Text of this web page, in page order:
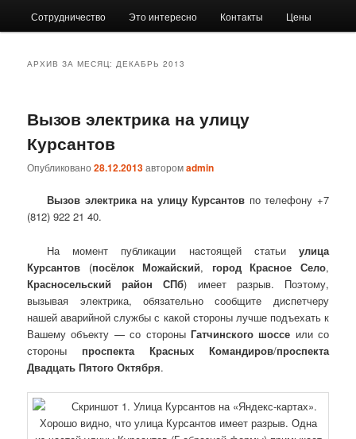
Сотрудничество Это интересно Контакты Цены
АРХИВ ЗА МЕСЯЦ:ДЕКАБРЬ 2013
Вызов электрика на улицу
Курсантов
Опубликовано28.12.2013авторомadmin
Вызов электрика на улицу Курсантов по телефону +7
(812) 922 21 40.
На момент публикации настоящей статьи улица
Курсантов (посёлок Можайский, город Красное Село,
Красносельский район СПб) имеет разрыв. Поэтому,
вызывая электрика, обязательно сообщите диспетчеру
нашей аварийной службы с какой стороны лучше подъехать к
Вашему объекту — со стороны Гатчинского шоссе или со
стороны проспекта Красных Командиров/проспекта
Двадцать Пятого Октября.